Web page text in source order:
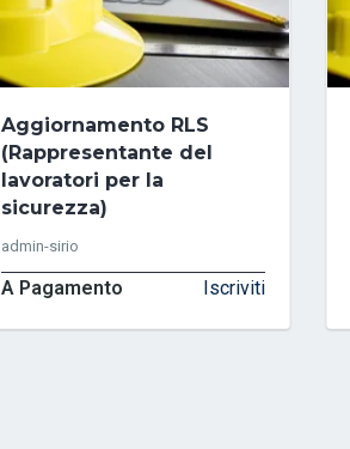
Aggiornamento RLS
(Rappresentante del
lavoratori per la
sicurezza)
admin-sirio
A Pagamento Iscriviti